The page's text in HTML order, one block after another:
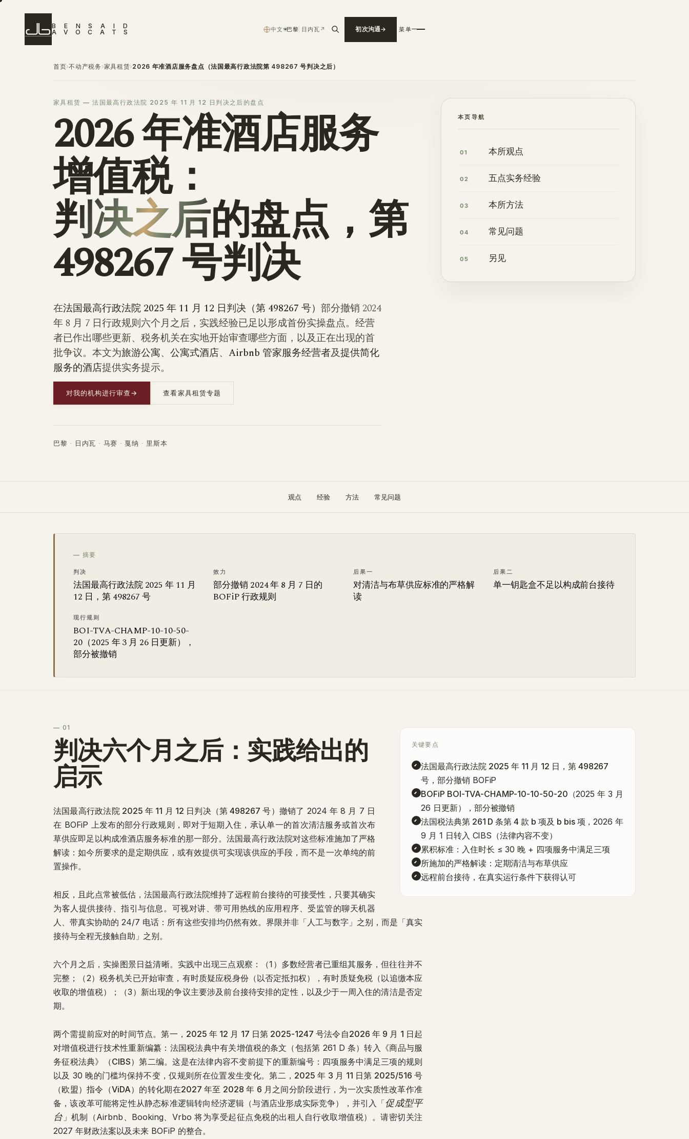
B E N S A I
D
A
V O C A T S 中文›巴黎 日内瓦 ↗ 初次沟通 菜单
首页›不动产税务 ›家具租赁›2026 年准酒店服务盘点（法国最高行政法院第 498267 号判决之后）
家具租赁 — 法国最高行政法院 2025 年 11 月 12 日判决之后的盘点
2026 年准酒店服务
增值税：
判决之后的盘点，第
498267 号判决
在法国最高行政法院 2025 年 11 月 12 日判决（第 498267 号） 部分撤销 2024
年 8 月 7 日行政规则六个月之后，实践经验已足以形成首份实操盘点。经营
者已作出哪些更新、税务机关在实地开始审查哪些方面，以及正在出现的首
批争议。本文为旅游公寓、 公寓式酒店、 Airbnb 管家服务经营者及提供简化
服务的酒店提供实务提示。
对我的机构进行审查→ 查看家具租赁专题
巴黎 · 日内瓦 · 马赛 · 戛纳 · 里斯本
本页导航
01 本所观点
02 五点实务经验
03 本所方法
04 常见问题
05 另见
观点 经验 方法 常见问题
— 摘要
判决
法国最高行政法院 2025 年 11 月
12 日，第 498267 号
效力
部分撤销 2024 年 8 月 7 日的
BOFiP 行政规则
后果一
对清洁与布草供应标准的严格解
读
后果二
单一钥匙盒不足以构成前台接待
现行规则
BOI-TVA-CHAMP-10-10-50-
20（2025 年 3 月 26 日更新），
部分被撤销
关键要点
法国最高行政法院 2025 年 11 月 12 日，第 498267
号，部分撤销 BOFiP
BOFiP BOI-TVA-CHAMP-10-10-50-20 （2025 年 3 月
26 日更新），部分被撤销
法国税法典第 261 D 条第 4 款 b 项及 b bis 项 ，2026 年
9 月 1 日转入 CIBS（法律内容不变）
累积标准：入住时长 ≤ 30 晚 + 四项服务中满足三项
所施加的严格解读：定期清洁与布草供应
远程前台接待，在真实运行条件下获得认可
— 01
判决六个月之后：实践给出的
启示
法国最高行政法院 2025 年 11 月 12 日判决（第 498267 号） 撤销了 2024 年 8 月 7 日
在 BOFiP 上发布的部分行政规则，即对于短期入住，承认单一的首次清洁服务或首次布
草供应即足以构成准酒店服务标准的那一部分。法国最高行政法院对这些标准施加了严格
解读：如今所要求的是定期供应 ，或有效提供可实现该供应的手段，而不是一次单纯的前
置操作。
相反，且此点常被低估，法国最高行政法院维持了远程前台接待的可接受性，只要其确实
为客人提供接待、指引与信息。可视对讲、带可用热线的应用程序、受监管的聊天机器
人、带真实协助的 24/7 电话：所有这些安排均仍然有效。界限并非「人工与数字」之别，而是「真实
接待与全程无接触自助」之别。
六个月之后，实操图景日益清晰。实践中出现三点观察：（1）多数经营者已重组其服务，但往往并不
完整；（2）税务机关已开始审查，有时质疑应税身份（以否定抵扣权），有时质疑免税（以追缴本应
收取的增值税）；（3） 新出现的争议主要涉及前台接待安排的定性，以及少于一周入住的清洁是否定
期。
两个需提前应对的时间节点。第一， 2025 年 12 月 17 日第 2025-1247 号法令 自2026 年 9 月 1 日起
对增值税进行技术性重新编纂 ：法国税法典中有关增值税的条文（包括第 261 D 条）转入 《商品与服
务征税法典》（CIBS）第二编。这是在法律内容不变前提下的重新编号：四项服务中满足三项的规则
以及 30 晚的门槛均保持不变，仅规则所在位置发生变化。第二， 2025 年 3 月 11 日第 2025/516 号
（欧盟）指令（ViDA） 的转化期在2027 年至 2028 年 6 月 之间分阶段进行，为一次实质性改革作准
备，该改革可能将定性从静态标准逻辑转向经济逻辑（与酒店业形成实际竞争），并引入「促成型平
台 」机制（Airbnb、Booking、Vrbo 将为享受起征点免税的出租人自行收取增值税）。请密切关注
2027 年财政法案以及未来 BOFiP 的整合。